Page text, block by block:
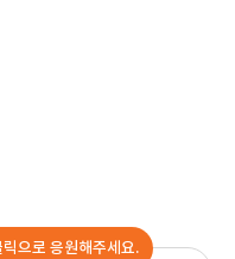
으로 응원해주세요.